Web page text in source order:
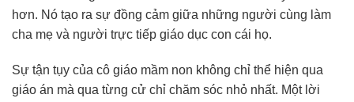
hơn. Nó tạo ra sự đồng cảm giữa những người cùng làm
cha mẹ và người trực tiếp giáo dục con cái họ.
Sự tận tụy của cô giáo mầm non không chỉ thể hiện qua
giáo án mà qua từng cử chỉ chăm sóc nhỏ nhất. Một lời